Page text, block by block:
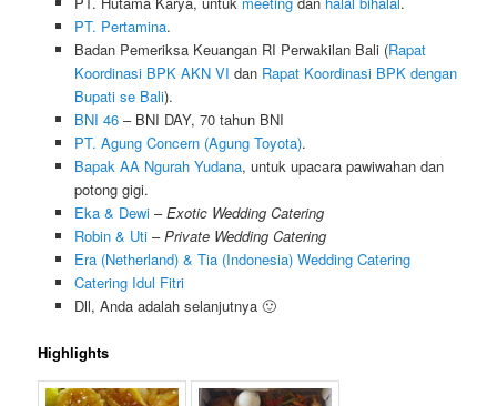
PT. Pertamina.
Badan Pemeriksa Keuangan RI Perwakilan Bali (Rapat
Koordinasi BPK AKN VI dan Rapat Koordinasi BPK dengan
Bupati se Bali).
BNI 46– BNI DAY, 70 tahun BNI
PT. Agung Concern (Agung Toyota).
Bapak AA Ngurah Yudana, untuk upacara pawiwahan dan
potong gigi.
Eka & Dewi–Exotic Wedding Catering
Robin & Uti–Private Wedding Catering
Era (Netherland) & Tia (Indonesia) Wedding Catering
Catering Idul Fitri
Dll, Anda adalah selanjutnya 🙂
Highlights